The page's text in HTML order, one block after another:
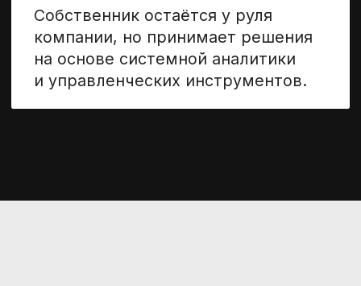
менеджмента, управленческого
стратегического управления.